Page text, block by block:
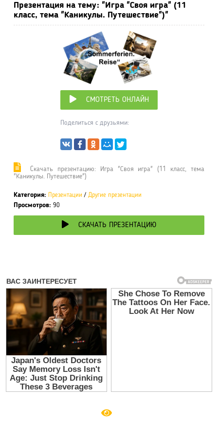
Презентация на тему: "Игра "Своя игра" (11
класс, тема "Каникулы. Путешествие")"
СМОТРЕТЬ ОНЛАЙН
Поделиться с друзьями:
Cкачать презентацию: Игра "Своя игра" (11 класс, тема
"Каникулы. Путешествие")
Категория: Презентации / Другие презентации
Просмотров: 90
СКАЧАТЬ ПРЕЗЕНТАЦИЮ